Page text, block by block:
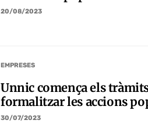
20/08/2023
EMPRESES
Unnic comença els
formalitzar les accions
30/07/2023